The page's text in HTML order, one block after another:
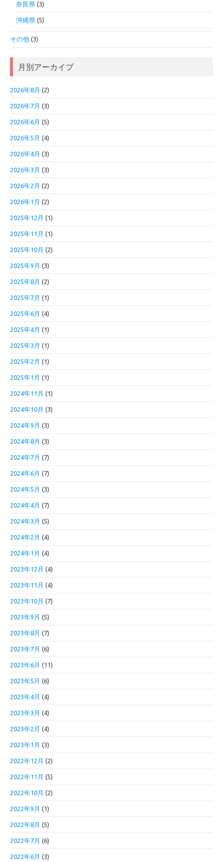
奈良県 (3)
沖縄県 (5)
その他 (3)
月別アーカイブ
2026年8月 (2)
2026年7月 (3)
2026年6月 (5)
2026年5月 (4)
2026年4月 (3)
2026年3月 (3)
2026年2月 (2)
2026年1月 (2)
2025年12月 (1)
2025年11月 (1)
2025年10月 (2)
2025年9月 (3)
2025年8月 (2)
2025年7月 (1)
2025年6月 (4)
2025年4月 (1)
2025年3月 (1)
2025年2月 (1)
2025年1月 (1)
2024年11月 (1)
2024年10月 (3)
2024年9月 (3)
2024年8月 (3)
2024年7月 (7)
2024年6月 (7)
2024年5月 (3)
2024年4月 (7)
2024年3月 (5)
2024年2月 (4)
2024年1月 (4)
2023年12月 (4)
2023年11月 (4)
2023年10月 (7)
2023年9月 (5)
2023年8月 (7)
2023年7月 (6)
2023年6月 (11)
2023年5月 (6)
2023年4月 (4)
2023年3月 (4)
2023年2月 (4)
2023年1月 (3)
2022年12月 (2)
2022年11月 (5)
2022年10月 (2)
2022年9月 (1)
2022年8月 (5)
2022年7月 (6)
2022年6月 (3)